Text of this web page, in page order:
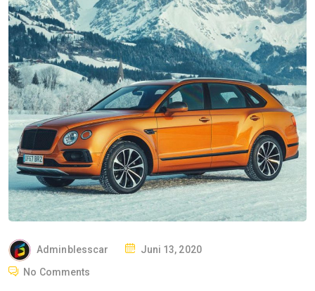
Adminblesscar Juni 13, 2020
No Comments